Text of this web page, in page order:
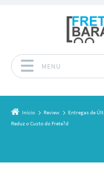
MENU
Início Review
Entregas de
Reduz o Custo do Frete?d